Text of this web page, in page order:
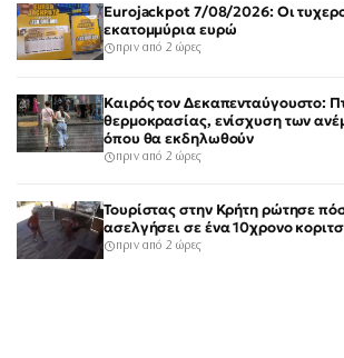
Eurojackpot 7/08/2026: Οι
εκατομμύρια ευρώ
πριν από 2 ώρες
Καιρός τον Δεκαπενταύγουστο:
θερμοκρασίας, ενίσχυση των
όπου θα εκδηλωθούν
πριν από 2 ώρες
Τουρίστας στην Κρήτη ρώτησε
ασελγήσει σε ένα 10χρονο
πριν από 2 ώρες